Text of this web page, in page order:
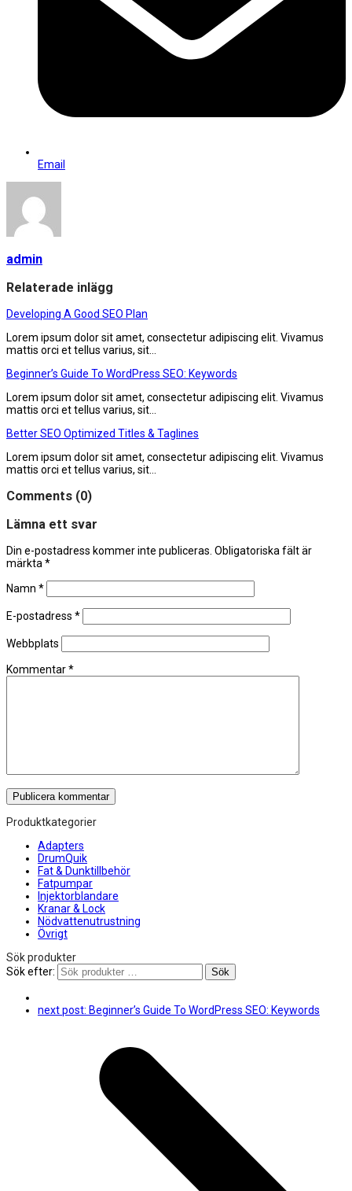
Email
admin
Relaterade inlägg
Developing A Good SEO Plan
Lorem ipsum dolor sit amet, consectetur adipiscing elit. Vivamus
mattis orci et tellus varius, sit…
Beginner’s Guide To WordPress SEO: Keywords
Lorem ipsum dolor sit amet, consectetur adipiscing elit. Vivamus
mattis orci et tellus varius, sit…
Better SEO Optimized Titles & Taglines
Lorem ipsum dolor sit amet, consectetur adipiscing elit. Vivamus
mattis orci et tellus varius, sit…
Comments (0)
Lämna ett svar
Din e-postadress kommer inte publiceras. Obligatoriska fält är
märkta*
Namn *
E-postadress *
Webbplats
Kommentar*
Produktkategorier
Adapters
DrumQuik
Fat & Dunktillbehör
Fatpumpar
Injektorblandare
Kranar & Lock
Nödvattenutrustning
Övrigt
Sök produkter
Sök efter:
Sök
next post: Beginner’s Guide To WordPress SEO: Keywords